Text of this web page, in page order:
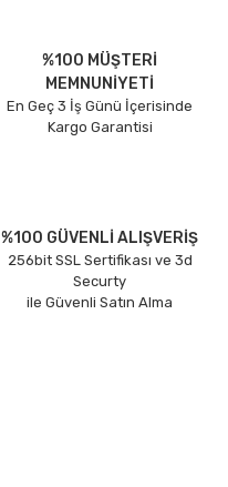
%100 MÜŞTERİ
MEMNUNİYETİ
En Geç 3 İş Günü İçerisinde
Kargo Garantisi
%100 GÜVENLİ ALIŞVERİŞ
256bit SSL Sertifikası ve 3d
Securty
ile Güvenli Satın Alma